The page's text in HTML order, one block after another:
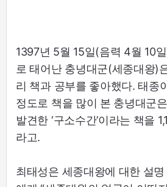
1397년 5월 15일(음력 4월 10
로 태어난 충녕대군(세종대왕)
리 책과 공부를 좋아했다. 태종
정도로 책을 많이 본 충녕대군
발견한 ‘구소수간’이라는 책을
라고.
최태성은 세종대왕에 대한 설